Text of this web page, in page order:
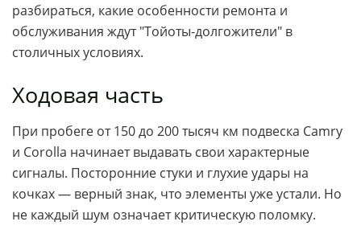
разбираться, какие особенности ремонта и
обслуживания ждут "Тойоты-долгожители" в
столичных условиях.
Ходовая часть
При пробеге от 150 до 200 тысяч км подвеска Camry
и Corolla начинает выдавать свои характерные
сигналы. Посторонние стуки и глухие удары на
кочках — верный знак, что элементы уже устали. Но
не каждый шум означает критическую поломку.